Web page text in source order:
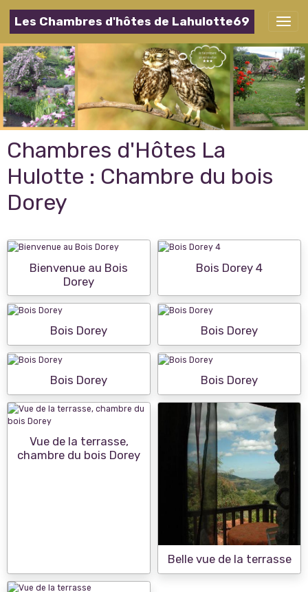
Les Chambres d'hôtes de Lahulotte69
Chambres d'Hôtes La
Hulotte : Chambre du bois
Dorey
Bienvenue au Bois
Dorey
Bois Dorey 4
Bois Dorey Bois Dorey
Bois Dorey Bois Dorey
Vue de la terrasse,
chambre du bois Dorey
Belle vue de la terrasse